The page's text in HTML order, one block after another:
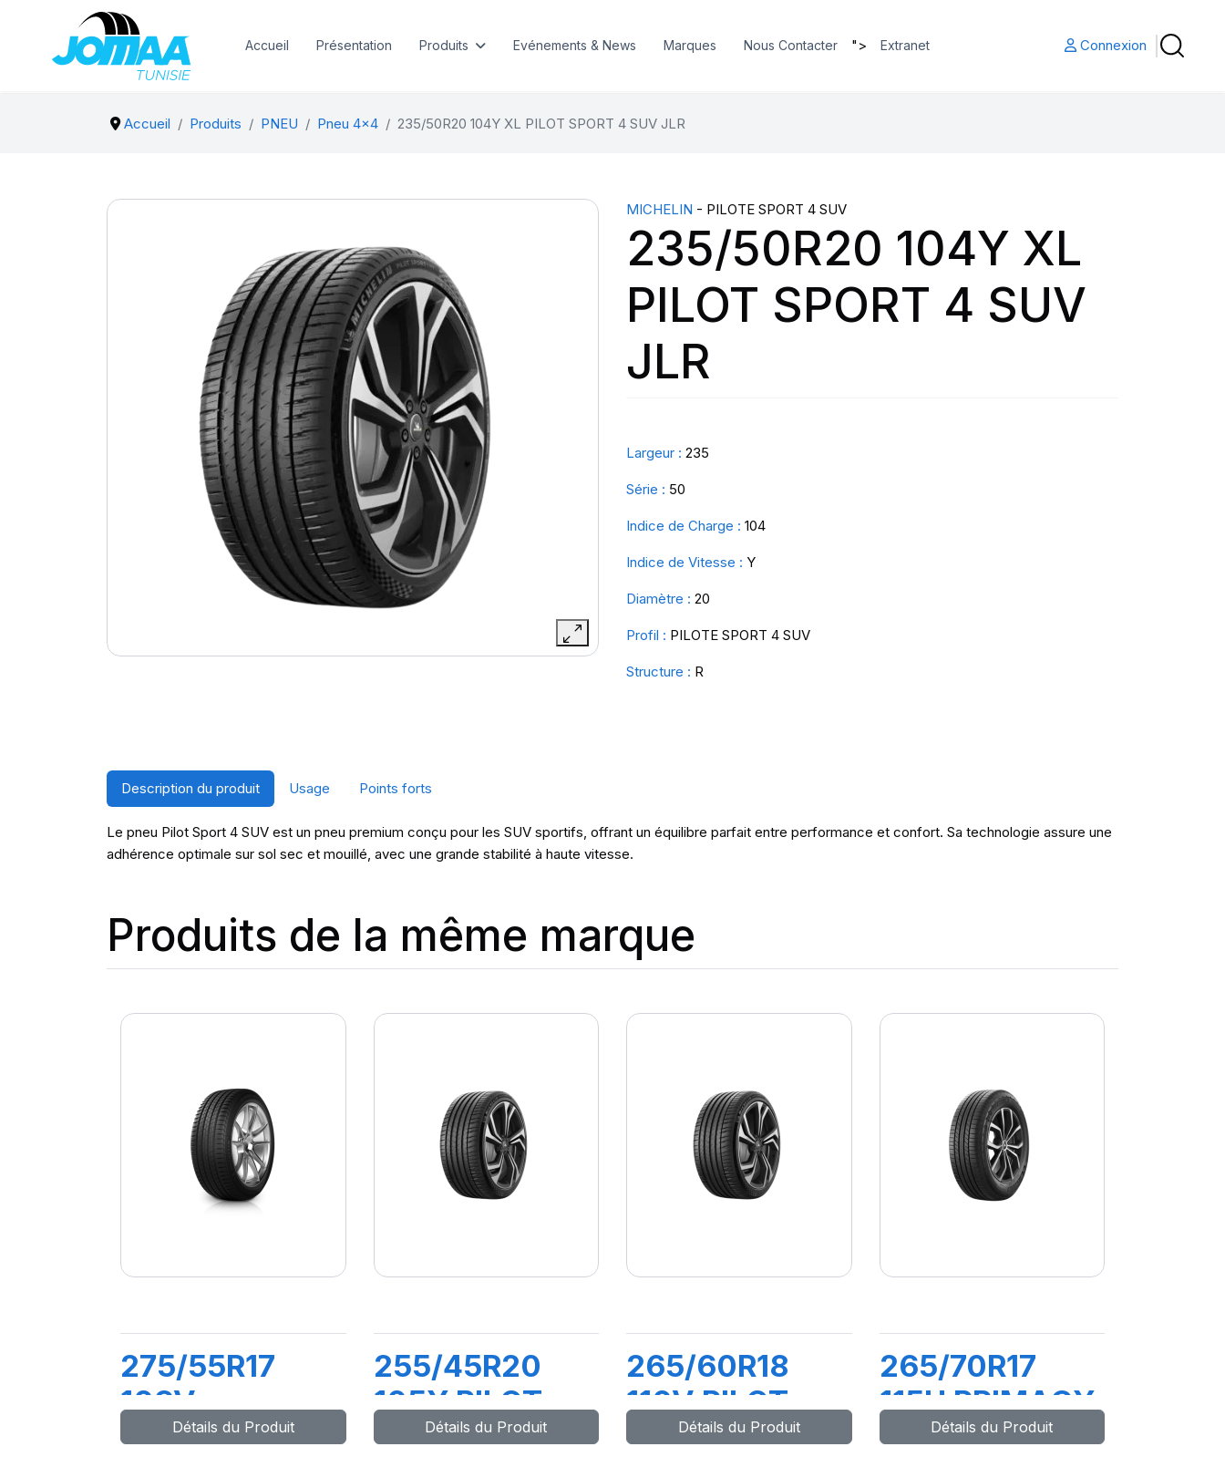
Accueil Présentation Produits Evénements & News Marques Nous Contacter "> Extranet Connexion
Accueil Produits PNEU Pneu 4x4 235/50R20 104Y XL PILOT SPORT 4 SUV JLR
MICHELIN - PILOTE SPORT 4 SUV
235/50R20 104Y XL
PILOT SPORT 4 SUV
JLR
Largeur : 235
Série : 50
Indice de Charge : 104
Indice de Vitesse : Y
Diamètre : 20
Profil : PILOTE SPORT 4 SUV
Structure : R
Description du produit Usage Points forts
Le pneu Pilot Sport 4 SUV est un pneu premium conçu pour les SUV sportifs, offrant un équilibre parfait entre performance et confort. Sa technologie assure une
adhérence optimale sur sol sec et mouillé, avec une grande stabilité à haute vitesse.
Produits de la même marque
275/55R17
109V
LATTITUDE
Détails du Produit
255/45R20
105Y PILOT
SPORT 4 SUV
Détails du Produit
265/60R18
110V PILOT
SPORT 4 SUV
Détails du Produit
265/70R17
115H PRIMACY
SUV+Détails du Produit